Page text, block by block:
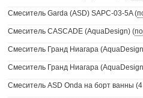
Смеситель Garda (ASD) SAPC-03-5A (
Смеситель CASCADE (AquaDesign) (
Смеситель Гранд Ниагара
Смеситель Гранд Ниагара
Смеситель ASD Onda на борт ванны